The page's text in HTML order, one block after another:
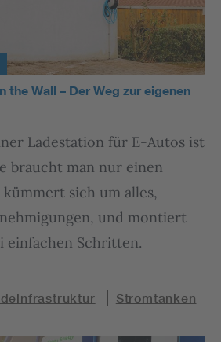
the Wall – Der Weg zur eigenen
Ladestation für E-Autos ist
braucht man nur einen
sich um alles,
und montiert
einfachen Schritten.
Stromtanken